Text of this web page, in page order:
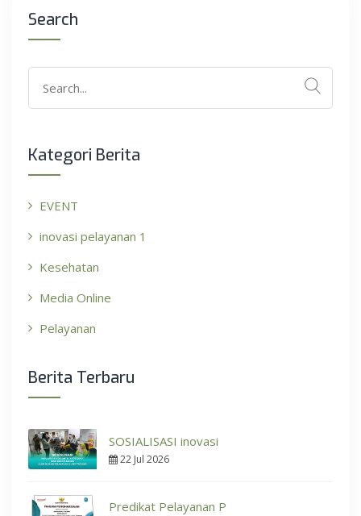
Search
Kategori Berita
EVENT
inovasi pelayanan 1
Kesehatan
Media Online
Pelayanan
Berita Terbaru
SOSIALISASI inovasi
22 Jul 2026
Predikat Pelayanan P